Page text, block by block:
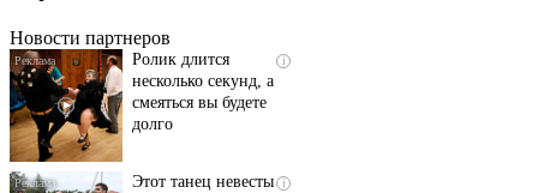
Новости партнеров
i
Ролик длится
несколько секунд, а
смеяться вы будете
долго
i
Этот танец невесты